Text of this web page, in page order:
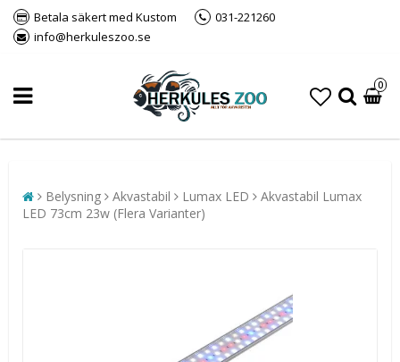
Betala säkert med Kustom
031-221260
info@herkuleszoo.se
0
Belysning Akvastabil Lumax LED
Akvastabil Lumax
LED 73cm 23w (Flera Varianter)